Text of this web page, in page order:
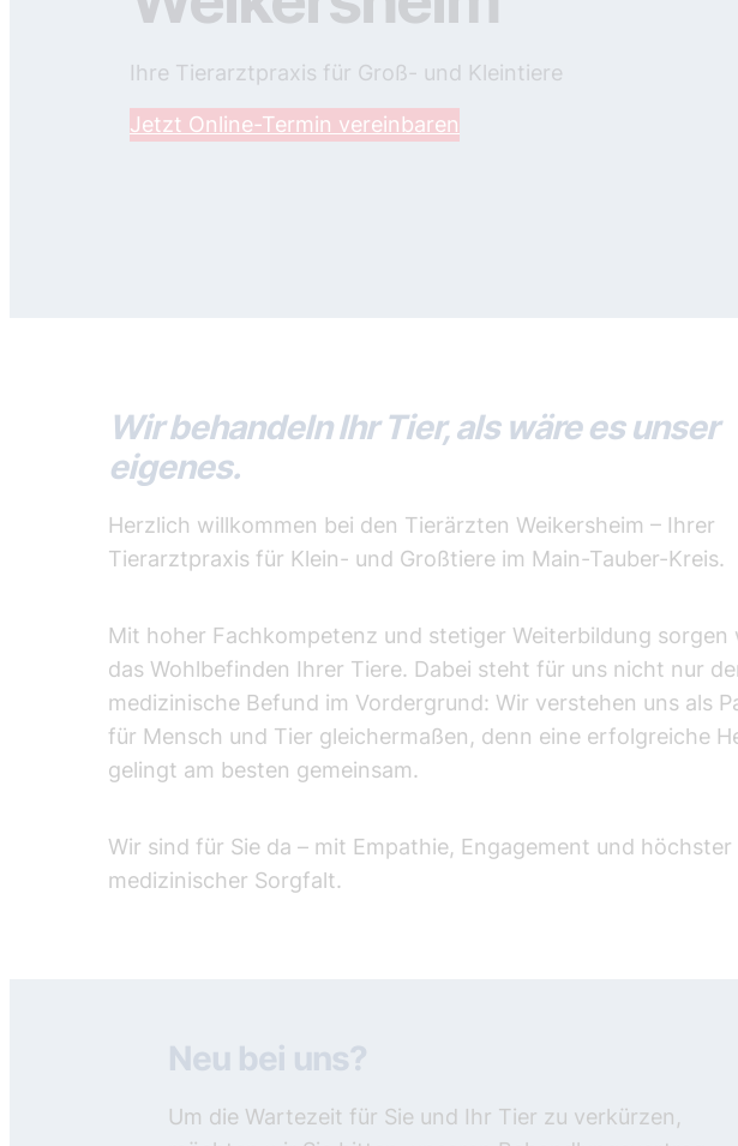
Ihre Tierarztpraxis für Groß- und Kleintiere
Jetzt Online-Termin vereinbaren
Wir behandeln Ihr Tier, als wäre es unser
eigenes.
Herzlich willkommen bei den Tierärzten Weikersheim – Ihrer
Tierarztpraxis für Klein- und Großtiere im Main-Tauber-Kreis.
Mit hoher Fachkompetenz und stetiger Weiterbildung sorgen
das Wohlbefinden Ihrer Tiere. Dabei steht für uns nicht nur
medizinische Befund im Vordergrund: Wir verstehen uns als
für Mensch und Tier gleichermaßen, denn eine erfolgreiche
gelingt am besten gemeinsam.
Wir sind für Sie da – mit Empathie, Engagement und höchster
medizinischer Sorgfalt.
Neu bei uns?
Um die Wartezeit für Sie und Ihr Tier zu verkürzen,